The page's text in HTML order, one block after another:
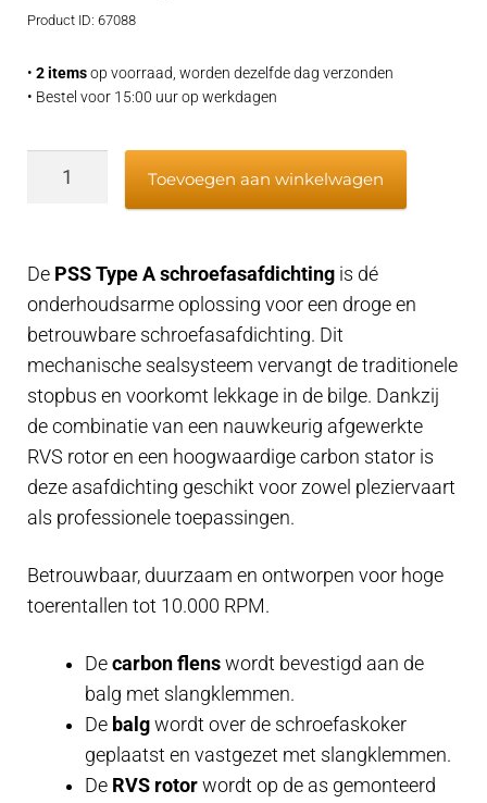
Product ID: 67088
• 2 itemsop voorraad, worden dezelfde dag verzonden
• Bestel voor 15:00 uur op werkdagen
-
60mm
schroefas
x
83
-
89mm
koker
aantal
Toevoegen aan winkelwagen
De PSS Type A schroefasafdichtingis dé
onderhoudsarme oplossing voor een droge en
betrouwbare schroefasafdichting. Dit
mechanische sealsysteem vervangt de traditionele
stopbus en voorkomt lekkage in de bilge. Dankzij
de combinatie van een nauwkeurig afgewerkte
RVS rotor en een hoogwaardige carbon stator is
deze asafdichting geschikt voor zowel pleziervaart
als professionele toepassingen.
Betrouwbaar, duurzaam en ontworpen voor hoge
toerentallen tot 10.000 RPM.
De carbon flenswordt bevestigd aan de
balg met slangklemmen.
De balgwordt over de schroefaskoker
geplaatst en vastgezet met slangklemmen.
De RVS rotorwordt op de as gemonteerd